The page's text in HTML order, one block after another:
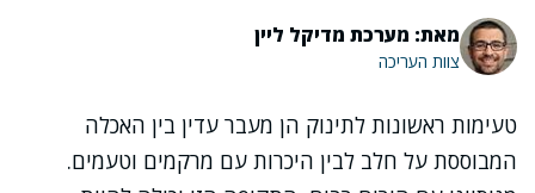
מאת: מערכת מדיקל ליין
צוות העריכה
טעימות ראשונות לתינוק הן מעבר עדין בין האכלה
המבוססת על חלב לבין היכרות עם מרקמים וטעמים.